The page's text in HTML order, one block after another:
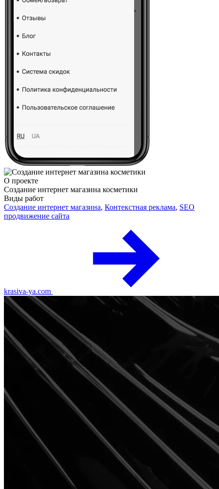
О проекте
Создание интернет магазина косметики
Виды работ
Создание интернет магазина, Контекстная реклама, SEO
продвижение сайта
krasiva-ya.com